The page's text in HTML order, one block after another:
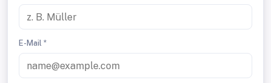
E-Mail *